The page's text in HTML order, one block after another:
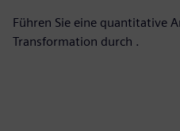
Führen Sie eine quantitative
Transformation durch .